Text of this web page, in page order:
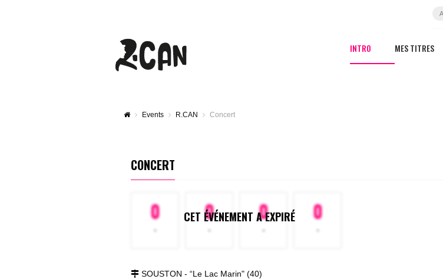
INTRO MES TITRES
Events R.CAN Concert
CONCERT
0
-
0
-
0
-
0
-
CET ÉVÉNEMENT A EXPIRÉ
SOUSTON - “Le Lac Marin" (40)